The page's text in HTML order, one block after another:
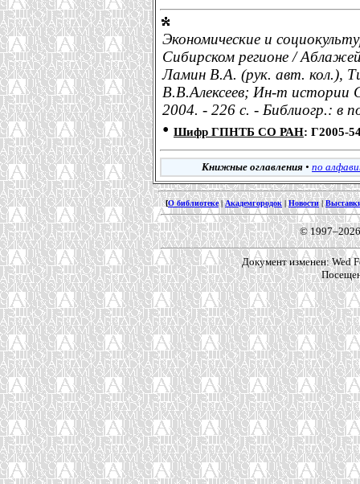
Экономические и
Сибирском регионе /
Ламин В.А. (рук. авт. кол.),
В.В.Алексеев; Ин-т
2004. - 226 с. - Библиогр.: в
• Шифр ГПНТБ СО РАН: Г2005-
Книжные оглавления • по
[О библиотеке|Академгородок |Новости|
©
Документ изменен: Wed